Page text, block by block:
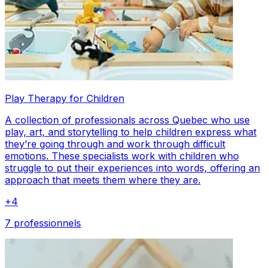
Play Therapy for Children
A collection of professionals across Quebec who use
play, art, and storytelling to help children express what
they’re going through and work through difficult
emotions. These specialists work with children who
struggle to put their experiences into words, offering an
approach that meets them where they are.
+4
7 professionnels